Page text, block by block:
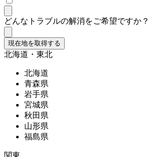
どんなトラブルの解消をご希望ですか？
現在地を取得する
北海道・東北
北海道
青森県
岩手県
宮城県
秋田県
山形県
福島県